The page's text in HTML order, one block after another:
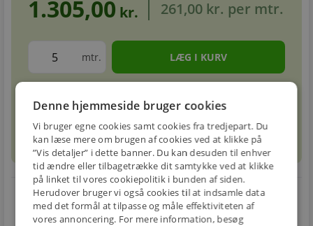
1.305,00 kr. 261,00 kr. per mtr.
mtr.
circleForventet leveringstid: 1-3 hverdage info
sellPrismatchinfo
E-MÆRKET
local_shipping
BILLIG
restart_alt
30 DAGES
Denne hjemmeside bruger cookies
Vi bruger egne cookies samt cookies fra tredjepart. Du
kan læse mere om brugen af cookies ved at klikke på
”Vis detaljer” i dette banner. Du kan desuden til enhver
tid ændre eller tilbagetrække dit samtykke ved at klikke
på linket til vores cookiepolitik i bunden af siden.
Herudover bruger vi også cookies til at indsamle data
med det formål at tilpasse og måle effektiviteten af
vores annoncering. For mere information, besøg